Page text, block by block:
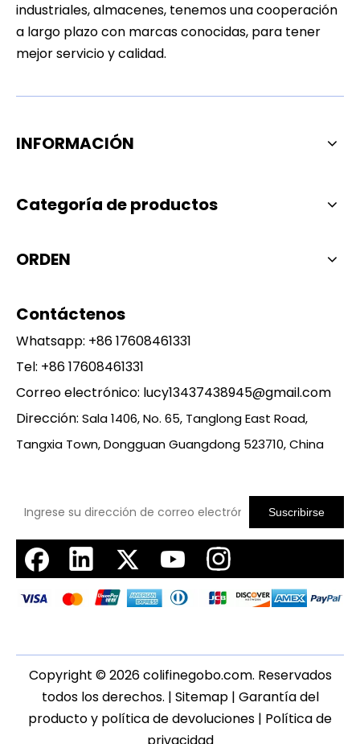
industriales, almacenes, tenemos una cooperación
a largo plazo con marcas conocidas, para tener
mejor servicio y calidad.
INFORMACIÓN
Categoría de productos
ORDEN
Contáctenos
Whatsapp: +86 17608461331
Tel: +86 17608461331
Correo electrónico: lucy13437438945@gmail.com
Dirección: Sala 1406, No. 65, Tanglong East Road,
Tangxia Town, Dongguan Guangdong 523710, China
Suscribirse
Copyright ©2026colifinegobo.com. Reservados
todos los derechos. | Sitemap | Garantía del
producto y política de devoluciones | Política de